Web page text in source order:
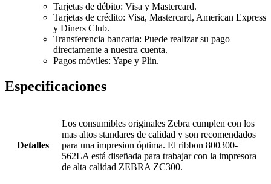
Tarjetas de débito: Visa y Mastercard.
Tarjetas de crédito: Visa, Mastercard, American Express
y Diners Club.
Transferencia bancaria: Puede realizar su pago
directamente a nuestra cuenta.
Pagos móviles: Yape y Plin.
Especificaciones
Detalles
Los consumibles originales Zebra cumplen con los
mas altos standares de calidad y son recomendados
para una impresion óptima. El ribbon 800300-
562LA está diseñada para trabajar con la impresora
de alta calidad ZEBRA ZC300.